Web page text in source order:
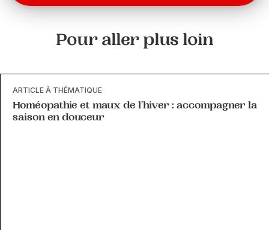
Pour aller plus loin
ARTICLE À THÉMATIQUE
Homéopathie et maux de l'hiver : accompagner la
saison en douceur